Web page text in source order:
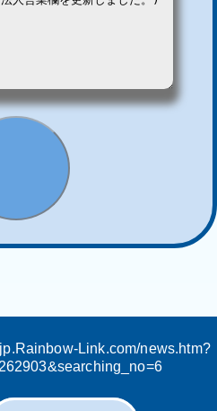
Link.com/news.htm?